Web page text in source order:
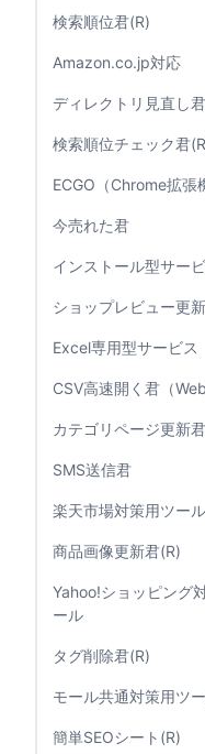
検索順位君(R)
Amazon.co.jp対応
ディレクトリ見直し
検索順位チェック君
ECGO（Chrome拡張
今売れた君
インストール型サー
ショップレビュー更
Excel専用型サービス
CSV高速開く君（Web
カテゴリページ更新
SMS送信君
楽天市場対策用ツール
商品画像更新君(R)
Yahoo!ショッピング
ール
タグ削除君(R)
モール共通対策用ツ
簡単SEOシート(R)